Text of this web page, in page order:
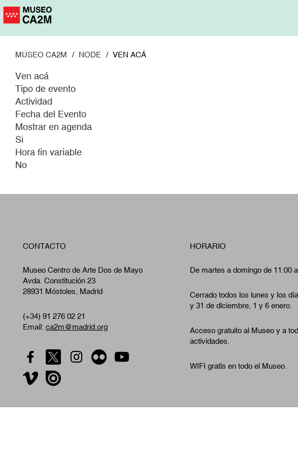
Pasar
MUSEO CA2M NODE VEN ACÁ
Ven acá
Tipo de evento
Actividad
Fecha del Evento
Mostrar en agenda
Si
Hora fin variable
No
CONTACTO
Museo Centro de Arte Dos de Mayo
Avda. Constitución 23
28931 Móstoles, Madrid
(+34) 91 276 02 21
Email: ca2m@madrid.org
HORARIO
De martes a domingo de 11:00
Cerrado todos los lunes y los
y 31 de diciembre, 1 y 6 enero.
Acceso gratuito al Museo y a
actividades.
WIFI gratis en todo el Museo.